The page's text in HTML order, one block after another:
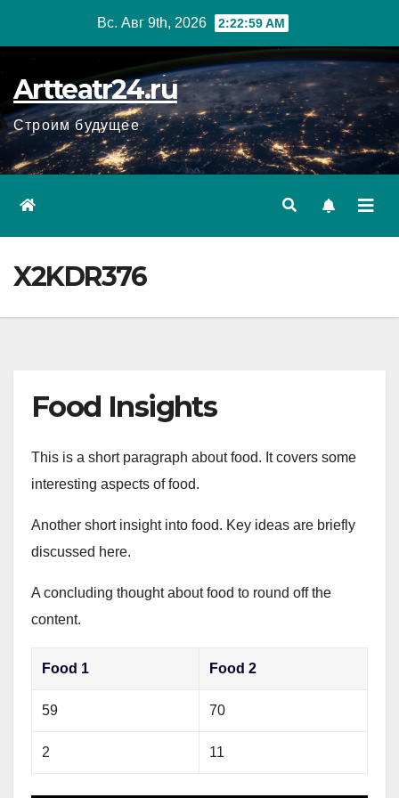
Вс. Авг 9th, 2026 2:23:00 AM
Artteatr24.ru
Строим будущее
X2KDR376
Food Insights
This is a short paragraph about food. It covers some
interesting aspects of food.
Another short insight into food. Key ideas are briefly
discussed here.
A concluding thought about food to round off the
content.
Food 1 Food 2
59 70
2 11